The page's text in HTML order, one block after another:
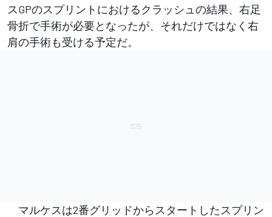
スGPのスプリントにおけるクラッシュの結果、右足
骨折で手術が必要となったが、それだけではなく右
肩の手術も受ける予定だ。
マルケスは2番グリッドからスタートしたスプリン